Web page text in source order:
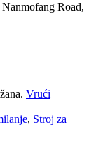
Road,
Vrući
, Stroj za